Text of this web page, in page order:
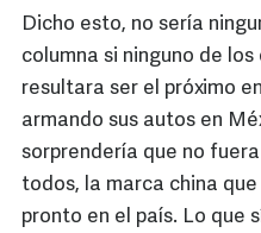
Dicho esto, no sería
columna si ninguno de
resultara ser el próximo
armando sus autos en
sorprendería que no
todos, la marca china
pronto en el país. Lo que